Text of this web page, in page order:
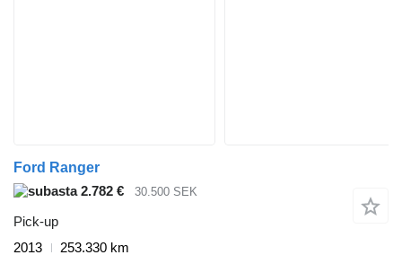
Ford Ranger
2.782 €
30.500 SEK
Pick-up
2013
253.330 km